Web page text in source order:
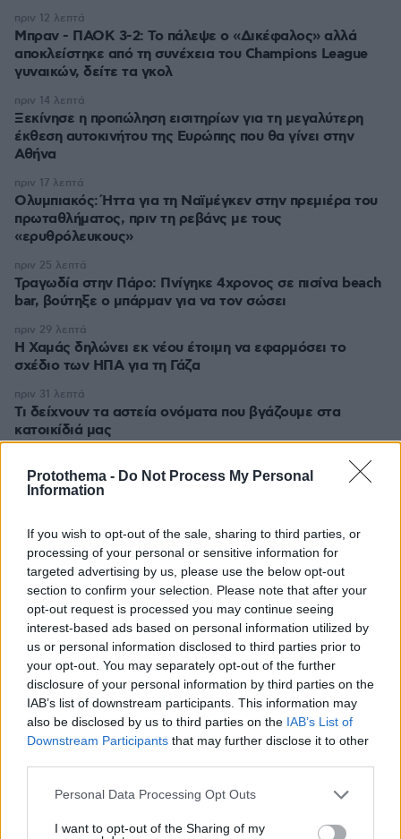
Protothema - Do Not Process My Personal
Information
If you wish to opt-out of the sale, sharing to third parties, or
processing of your personal or sensitive information for
targeted advertising by us, please use the below opt-out
section to confirm your selection. Please note that after your
opt-out request is processed you may continue seeing
interest-based ads based on personal information utilized by
us or personal information disclosed to third parties prior to
your opt-out. You may separately opt-out of the further
disclosure of your personal information by third parties on the
IAB’s list of downstream participants. This information may
also be disclosed by us to third parties on the IAB’s List of
Downstream Participants that may further disclose it to other
Please note that this website/app uses one or more Google
not limited to your visit or usage behaviour. You may click to
Personal Data Processing Opt Outs
I want to opt-out of the Sharing of my
Μπραν - ΠΑΟΚ 3-2: Το πάλεψε ο «Δικέφαλος» αλλά
αποκλείστηκε από τη συνέχεια του Champions League
γυναικών, δείτε τα γκολ
πριν 12 λεπτά
Ξεκίνησε η προπώληση εισιτηρίων για τη μεγαλύτερη
έκθεση αυτοκινήτου της Ευρώπης που θα γίνει στην
Αθήνα
πριν 14 λεπτά
Ολυμπιακός: Ήττα για τη Ναϊμέγκεν στην πρεμιέρα του
πρωταθλήματος, πριν τη ρεβάνς με τους
«ερυθρόλευκους»
πριν 17 λεπτά
Τραγωδία στην Πάρο: Πνίγηκε 4χρονος σε πισίνα beach
bar, βούτηξε ο μπάρμαν για να τον σώσει
πριν 25 λεπτά
Η Χαμάς δηλώνει εκ νέου έτοιμη να εφαρμόσει το
σχέδιο των ΗΠΑ για τη Γάζα
πριν 29 λεπτά
Τι δείχνουν τα αστεία ονόματα που βγάζουμε στα
κατοικίδιά μας
πριν 31 λεπτά
Αυτό το ανδρικό σώμα κερδίζει τις εντυπώσεις,
σύμφωνα με έρευνα – Και δεν έχει κοιλιακούς!
Κλείνει τα μεσάνυχτα ο λόφος Φινόπουλου στην Αθήνα
λόγω αυξημένου κινδύνου εκδήλωσης πυρκαγιάς
ΔΕΙΤΕ ΟΛΕΣ ΤΙΣ ΕΙΔΗΣΕΙΣ
ΤΑ ΠΙΟ ΔΗΜΟΦΙΛΗ